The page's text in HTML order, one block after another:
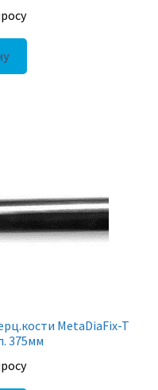
MetaDiaFix-T
375мм